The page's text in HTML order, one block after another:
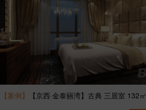
【案例】 【京西·金泰丽湾】古典 三居室 132㎡